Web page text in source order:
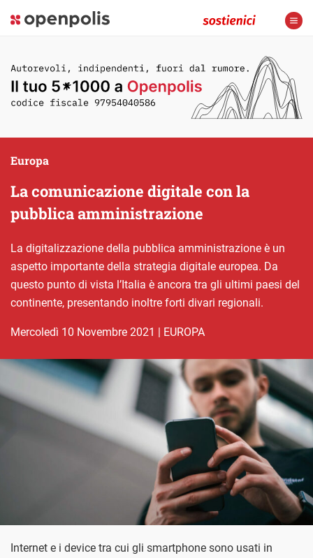
La comunicazione digitale con la
pubblica amministrazione
Europa
La digitalizzazione della pubblica amministrazione è un
aspetto importante della strategia digitale europea. Da
questo punto di vista l’Italia è ancora tra gli ultimi paesi del
continente, presentando inoltre forti divari regionali.
mercoledì 10 Novembre 2021 | EUROPA
Internet e i device tra cui gli smartphone sono usati in